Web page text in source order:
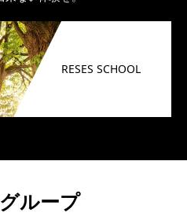
RESES SCHOOL
グループ